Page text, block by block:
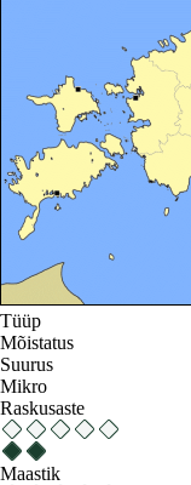
Tüüp
Mõistatus
Suurus
Mikro
Raskusaste
Maastik